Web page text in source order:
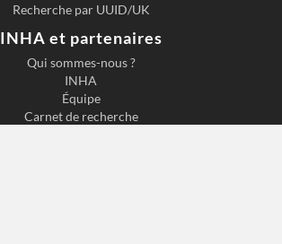
Recherche par UUID/UK
INHA et partenaires
Qui sommes-nous ?
INHA
Équipe
Carnet de recherche